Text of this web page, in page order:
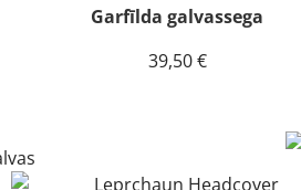
Garfīlda galvassega
39,50€